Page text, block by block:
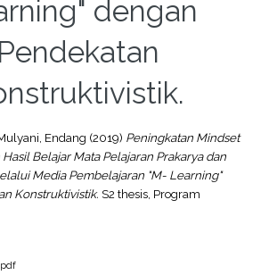
dengan
Pendekatan
Endang (2019) Peningkatan Mindset
Belajar Mata Pelajaran Prakarya dan
Media Pembelajaran "M- Learning"
Konstruktivistik. S2 thesis, Program